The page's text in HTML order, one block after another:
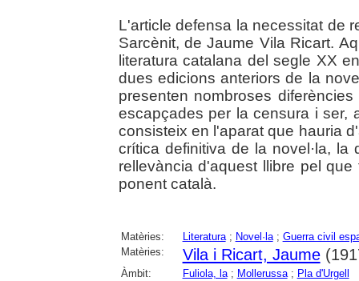
L'article defensa la necessitat de
Sarcènit, de Jaume Vila Ricart.
literatura catalana del segle XX
dues edicions anteriors de la
presenten nombroses
escapçades per la censura i ser,
consisteix en l'aparat que hauria
crítica definitiva de la novel·la,
rellevància d'aquest llibre pel
ponent català.
Matèries: Literatura; Novel·la; Guerra civil
Matèries:
Vila i Ricart, Jaume
Àmbit: Fuliola, la; Mollerussa; Pla d'Urgell